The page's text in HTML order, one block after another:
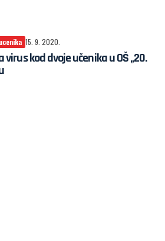
15. 9. 2020.
kod dvoje učenika u OŠ „20.